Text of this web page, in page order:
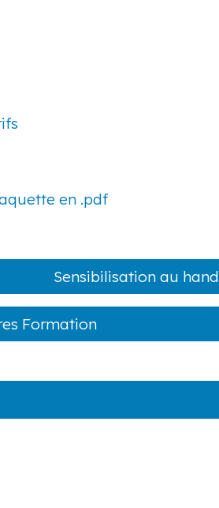
en .pdf
Sensibilisation au
Formation